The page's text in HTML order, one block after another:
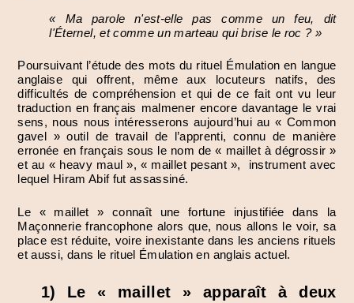
« Ma parole n'est-elle pas comme un feu, dit
l'Éternel, et comme un marteau qui brise le roc ? »
Poursuivant l’étude des mots du rituel Émulation en langue
anglaise qui offrent, même aux locuteurs natifs, des
difficultés de compréhension et qui de ce fait ont vu leur
traduction en français malmener encore davantage le vrai
sens, nous nous intéresserons aujourd’hui au « Common
gavel » outil de travail de l’apprenti, connu de manière
erronée en français sous le nom de « maillet à dégrossir »
et au « heavy maul », « maillet pesant », instrument avec
lequel Hiram Abif fut assassiné.
Le « maillet » connaît une fortune injustifiée dans la
Maçonnerie francophone alors que, nous allons le voir, sa
place est réduite, voire inexistante dans les anciens rituels
et aussi, dans le rituel Émulation en anglais actuel.
1) Le « maillet » apparaît à deux